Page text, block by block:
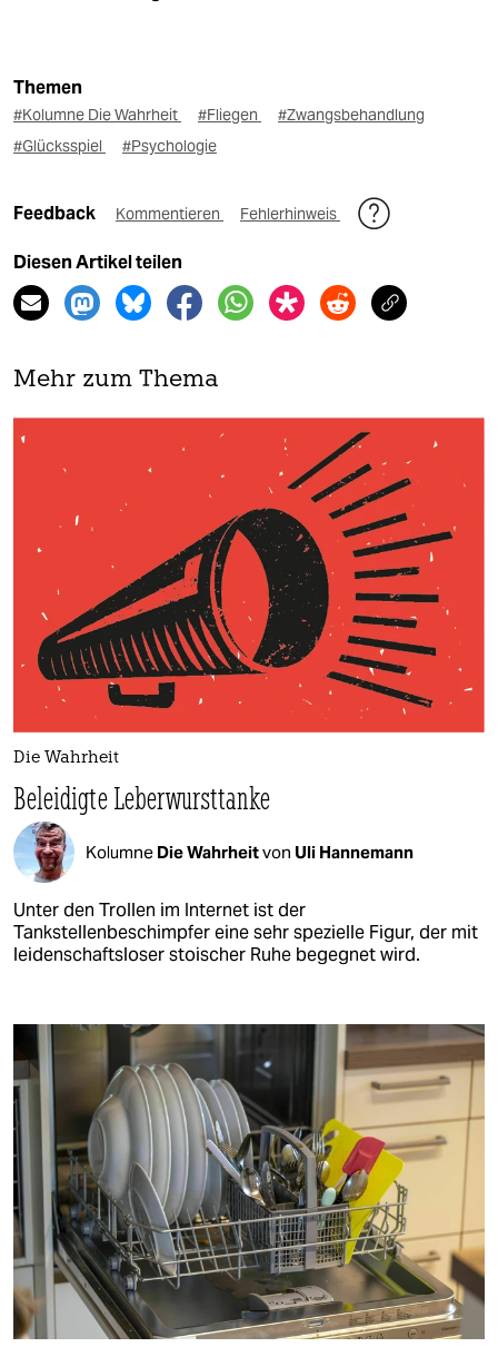
Themen
#Kolumne Die Wahrheit #Fliegen
#Zwangsbehandlung
#Glücksspiel
#Psychologie
Feedback Kommentieren Fehlerhinweis
Diesen Artikel teilen
Mehr zum Thema
Die Wahrheit
Beleidigte Leberwursttanke
Kolumne Die Wahrheitvon Uli Hannemann
Unter den Trollen im Internet ist der
Tankstellenbeschimpfer eine sehr spezielle Figur, der mit
leidenschaftsloser stoischer Ruhe begegnet wird.